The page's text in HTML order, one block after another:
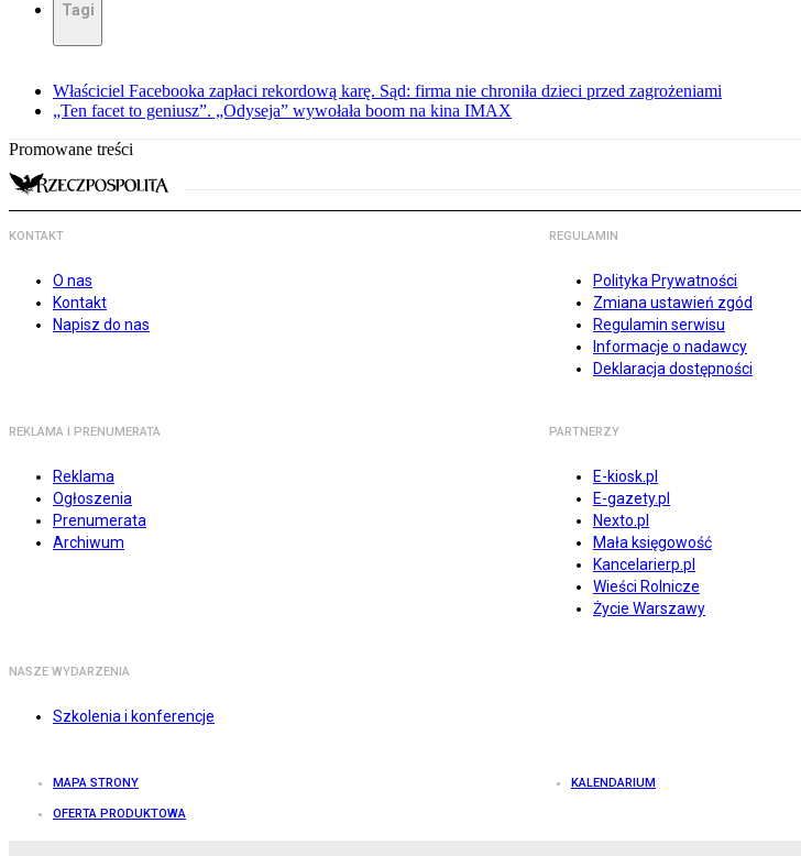
Tagi
Właściciel Facebooka zapłaci rekordową karę. Sąd: firma nie chroniła dzieci przed zagrożeniami
„Ten facet to geniusz”. „Odyseja” wywołała boom na kina IMAX
Promowane treści
KONTAKT
O nas
Kontakt
Napisz do nas
REGULAMIN
Polityka Prywatności
Zmiana ustawień zgód
Regulamin serwisu
Informacje o nadawcy
Deklaracja dostępności
REKLAMA I PRENUMERATA
Reklama
Ogłoszenia
Prenumerata
Archiwum
PARTNERZY
E-kiosk.pl
E-gazety.pl
Nexto.pl
Mała księgowość
Kancelarierp.pl
Wieści Rolnicze
Życie Warszawy
NASZE WYDARZENIA
Szkolenia i konferencje
MAPA STRONY KALENDARIUM
OFERTA PRODUKTOWA